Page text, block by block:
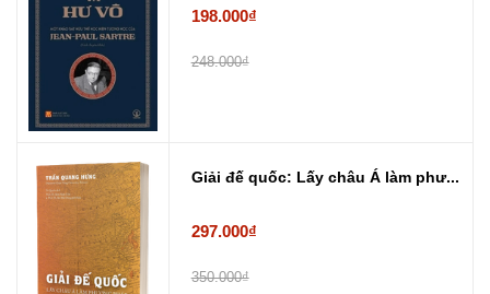
198.000₫
248.000₫
Giải đế quốc: Lấy châu Á làm phư...
297.000₫
350.000₫